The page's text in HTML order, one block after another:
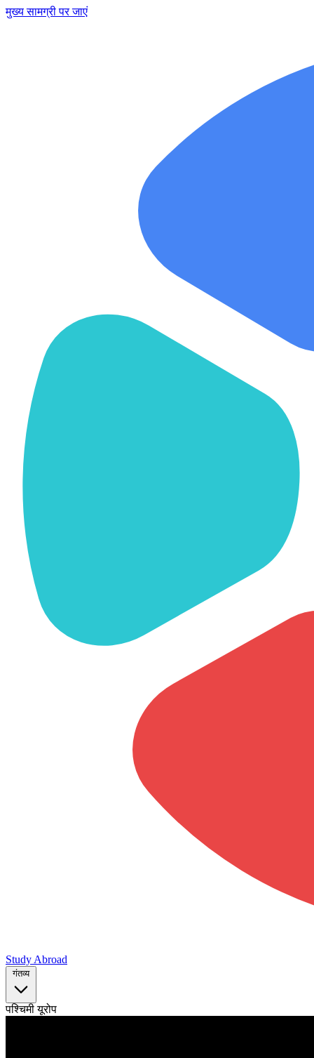
मुख्य सामग्री पर जाएं
Study Abroad
गंतव्य
पश्चिमी यूरोप